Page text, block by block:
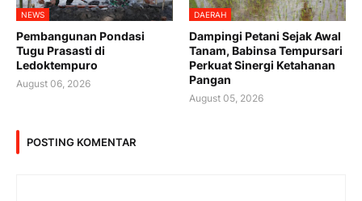
NEWS
Pembangunan Pondasi
Tugu Prasasti di
Ledoktempuro
August 06, 2026
DAERAH
Dampingi Petani Sejak Awal
Tanam, Babinsa Tempursari
Perkuat Sinergi Ketahanan
Pangan
August 05, 2026
POSTING KOMENTAR